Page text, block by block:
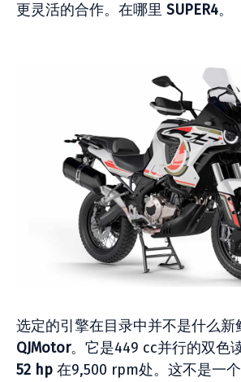
更灵活的合作。在哪里 SUPER4。
选定的引擎在目录中并不是什么新
QJMotor。它是449 cc并行的双色
52 hp 在9,500 rpm处。这不是一